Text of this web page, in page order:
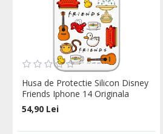
Husa de Protectie Silicon Disney
Friends Iphone 14 Originala
54,90 Lei